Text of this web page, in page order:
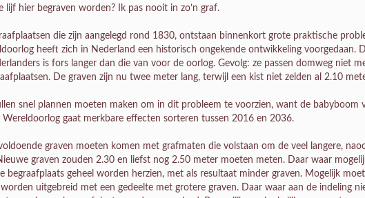
lijf hier begraven worden? Ik pas nooit in zo’n graf.
die zijn aangelegd rond 1830, ontstaan binnenkort grote praktische
heeft zich in Nederland een historisch ongekende ontwikkeling voorgedaan.
is fors langer dan die van voor de oorlog. Gevolg: ze passen domweg niet
De graven zijn nu twee meter lang, terwijl een kist niet zelden al 2.10
snel plannen moeten maken om in dit probleem te voorzien, want de babyboom
Wereldoorlog gaat merkbare effecten sorteren tussen 2016 en 2036.
graven moeten komen met grafmaten die volstaan om de veel langere,
graven zouden 2.30 en liefst nog 2.50 meter moeten meten. Daar waar
begraafplaats geheel worden herzien, met als resultaat minder graven. Mogelijk
worden uitgebreid met een gedeelte met grotere graven. Daar waar aan de indeling